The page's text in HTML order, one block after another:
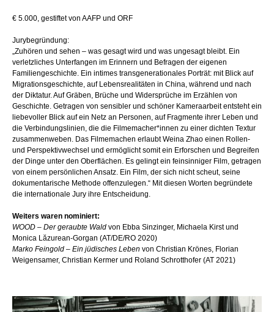
€ 5.000, gestiftet von AAFP und ORF
Jurybegründung:
„Zuhören und sehen – was gesagt wird und was ungesagt bleibt. Ein
verletzliches Unterfangen im Erinnern und Befragen der eigenen
Familiengeschichte. Ein intimes transgenerationales Porträt: mit Blick auf
Migrationsgeschichte, auf Lebensrealitäten in China, während und nach
der Diktatur. Auf Gräben, Brüche und Widersprüche im Erzählen von
Geschichte. Getragen von sensibler und schöner Kameraarbeit entsteht ein
liebevoller Blick auf ein Netz an Personen, auf Fragmente ihrer Leben und
die Verbindungslinien, die die Filmemacher*innen zu einer dichten Textur
zusammenweben. Das Filmemachen erlaubt Weina Zhao einen Rollen-
und Perspektivwechsel und ermöglicht somit ein Erforschen und Begreifen
der Dinge unter den Oberflächen. Es gelingt ein feinsinniger Film, getragen
von einem persönlichen Ansatz. Ein Film, der sich nicht scheut, seine
dokumentarische Methode offenzulegen.“ Mit diesen Worten begründete
die internationale Jury ihre Entscheidung.
Weiters waren nominiert:
WOOD – Der geraubte Wald von Ebba Sinzinger, Michaela Kirst und
Monica Lăzurean-Gorgan (AT/DE/RO 2020)
Marko Feingold – Ein jüdisches Leben von Christian Krönes, Florian
Weigensamer, Christian Kermer und Roland Schrotthofer (AT 2021)